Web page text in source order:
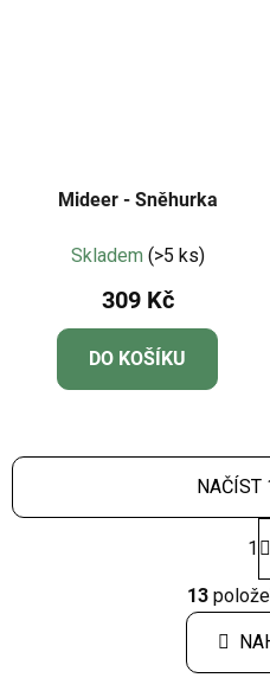
Mideer - Sněhurka
Skladem (>5 ks)
309 Kč
DO KOŠÍKU
l
NAČÍST
t
r
1
13